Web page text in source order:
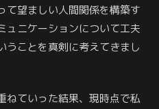
て望ましい人間関係を構築す
ュニケーションについて工夫
うことを真剣に考えてきまし
ねていった結果、現時点で私